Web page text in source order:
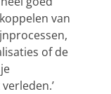
van
of de